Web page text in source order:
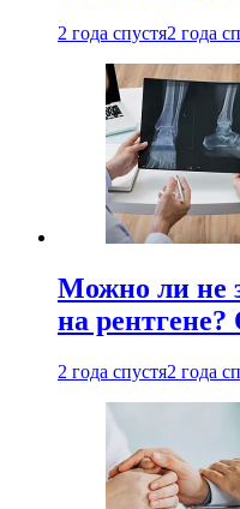
2 года спустя2 года
Можно ли не
на
2 года спустя2 года